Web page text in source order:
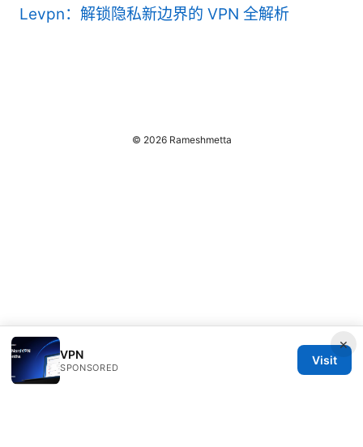
Levpn：解锁隐私新边界的 VPN 全解析
×
VPN
SPONSORED
Visit
© 2026 Rameshmetta